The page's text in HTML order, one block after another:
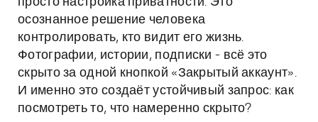
осознанное решение человека
контролировать, кто видит его жизнь.
Фотографии, истории, подписки - всё это
скрыто за одной кнопкой «Закрытый аккаунт».
И именно это создаёт устойчивый запрос: как
посмотреть то, что намеренно скрыто?